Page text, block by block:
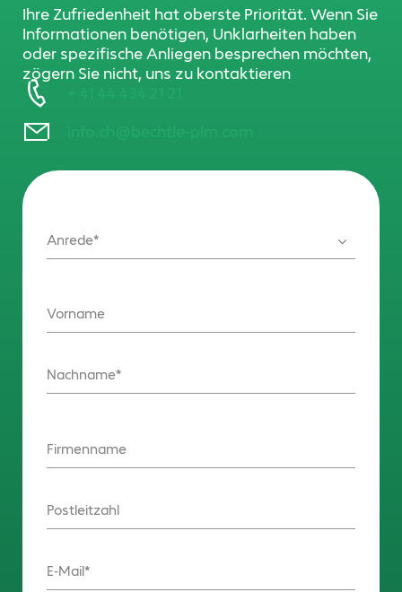
Ihre Zufriedenheit hat oberste Priorität. Wenn Sie
Informationen benötigen, Unklarheiten haben
oder spezifische Anliegen besprechen möchten,
zögern Sie nicht, uns zu kontaktieren
Anrede
Vorname
Nachname
Firmenname
Postleitzahl
E-Mail